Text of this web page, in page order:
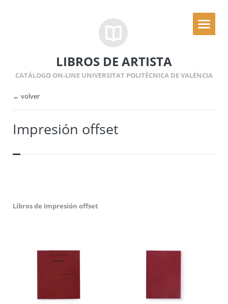
LIBROS DE ARTISTA
CATÁLOGO ON-LINE UNIVERSITAT POLITÈCNICA DE VALÈNCIA
← volver
Impresión offset
Libros de Impresión offset